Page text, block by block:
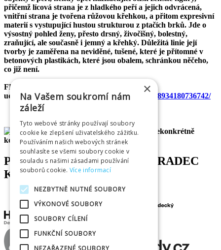
přičemž lícová strana je z hladkého peří a jejich odvrácená,
vnitřní strana je tvořena růžovou křehkou, a přitom expresivní
materií s vystupující hustou strukturou z ptačích brků. Jde o
výsostný pohled ženy, přesto drsný, živočišný, bolestný,
zraňující, ale současně i jemný a křehký. Důležitá linie její
tvorby je zaměřena na neviděné, tušené, které je přítomné v
betonových plastikách, které jsou obalem, schránkou něčeho,
co již není.
FB
událost: https://www.facebook.com/events/1378934180736742/
PARTNEŘI INFOCENTRA HRADEC
KRÁLOVÉ
×
Na Vašem soukromí nám
záleží
Tyto webové stránky používají soubory
cookie ke zlepšení uživatelského zážitku.
Používáním našich webových stránek
souhlasíte se všemi soubory cookie v
souladu s našimi zásadami používání
souborů cookie. Více informací
NEZBYTNĚ NUTNÉ SOUBORY
VÝKONOVÉ SOUBORY
SOUBORY CÍLENÍ
FUNKČNÍ SOUBORY
NEZAŘAZENÉ SOUBORY